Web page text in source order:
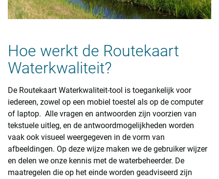
Hoe werkt de Routekaart
Waterkwaliteit?
De Routekaart Waterkwaliteit-tool is toegankelijk voor
iedereen, zowel op een mobiel toestel als op de computer
of laptop. Alle vragen en antwoorden zijn voorzien van
tekstuele uitleg, en de antwoordmogelijkheden worden
vaak ook visueel weergegeven in de vorm van
afbeeldingen. Op deze wijze maken we de gebruiker wijzer
en delen we onze kennis met de waterbeheerder. De
maatregelen die op het einde worden geadviseerd zijn